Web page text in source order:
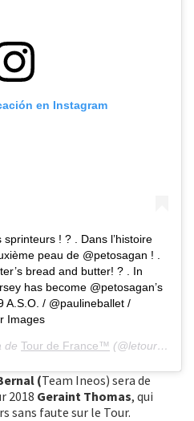
en Instagram
! ? . Dans l’histoire
peau de @petosagan ! .
bread and butter! ? . In
has become @petosagan’s
A.S.O. / @paulineballet /
Images
de Tour de France™ (@letourdefrance) el
(Team Ineos) sera de
2018 Geraint Thomas, qui
sans faute sur le Tour.